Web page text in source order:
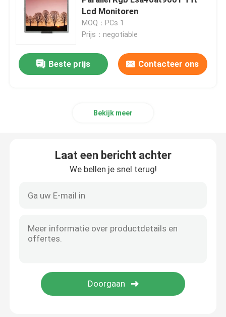
TFT-Kleurenlcd Vertoning
TFT LCD-Vertoningsmodule
TFT LCD-Monitor
Grafische LCD Vertoningsmodule
Lcd Monitoren
MOQ：PCs 1
Prijs：negotiable
Beste prijs Contacteer ons
Bekijk meer
Laat een bericht achter
We bellen je snel terug!